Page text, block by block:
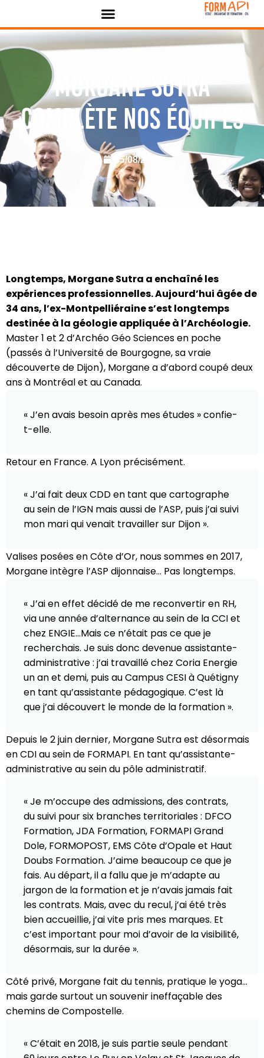
Morgane Sutra
complète nos équipes
05/08/2025
Longtemps, Morgane Sutra a enchaîné les
expériences professionnelles. Aujourd’hui âgée de
34 ans, l’ex-Montpelliéraine s’est longtemps
destinée à la géologie appliquée à l’Archéologie.
Master 1 et 2 d’Archéo Géo Sciences en poche
(passés à l’Université de Bourgogne, sa vraie
découverte de Dijon), Morgane a d’abord coupé deux
ans à Montréal et au Canada.
« J’en avais besoin après mes études » confie-
t-elle.
Retour en France. A Lyon précisément.
« J’ai fait deux CDD en tant que cartographe
au sein de l’IGN mais aussi de l’ASP, puis j’ai suivi
mon mari qui venait travailler sur Dijon ».
Valises posées en Côte d’Or, nous sommes en 2017,
Morgane intègre l’ASP dijonnaise… Pas longtemps.
« J’ai en effet décidé de me reconvertir en RH,
via une année d’alternance au sein de la CCI et
chez ENGIE…Mais ce n’était pas ce que je
recherchais. Je suis donc devenue assistante-
administrative : j’ai travaillé chez Coria Energie
un an et demi, puis au Campus CESI à Quétigny
en tant qu’assistante pédagogique. C’est là
que j’ai découvert le monde de la formation ».
Depuis le 2 juin dernier, Morgane Sutra est désormais
en CDI au sein de FORMAPI. En tant qu’assistante-
administrative au sein du pôle administratif.
« Je m’occupe des admissions, des contrats,
du suivi pour six branches territoriales : DFCO
Formation, JDA Formation, FORMAPI Grand
Dole, FORMOPOST, EMS Côte d’Opale et Haut
Doubs Formation. J’aime beaucoup ce que je
fais. Au départ, il a fallu que je m’adapte au
jargon de la formation et je n’avais jamais fait
les contrats. Mais, avec du recul, j’ai été très
bien accueillie, j’ai vite pris mes marques. Et
c’est important pour moi d’avoir de la visibilité,
désormais, sur la durée ».
Côté privé, Morgane fait du tennis, pratique le yoga…
mais garde surtout un souvenir ineffaçable des
chemins de Compostelle.
« C’était en 2018, je suis partie seule pendant
Panneau de gestion des cookies